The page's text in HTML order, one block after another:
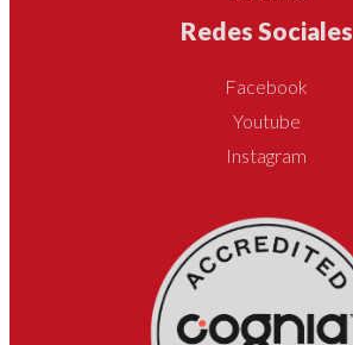
Redes Sociales
Facebook
Youtube
Instagram